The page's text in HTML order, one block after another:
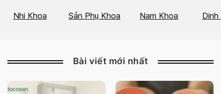
Nhi Khoa Sản Phụ Khoa Nam Khoa Dinh
Bài viết mới nhất